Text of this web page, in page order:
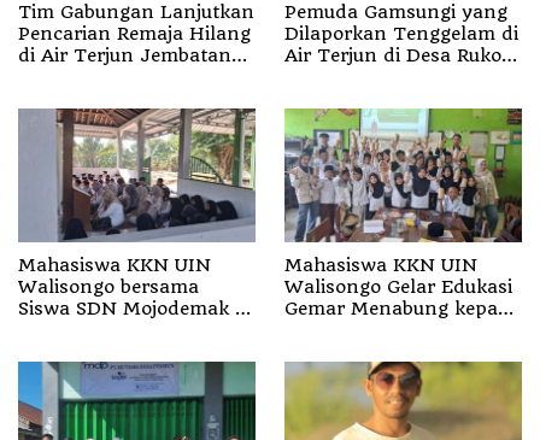
Tim Gabungan Lanjutkan
Pencarian Remaja Hilang
di Air Terjun Jembatan
Pemuda Gamsungi yang
Dilaporkan Tenggelam di
Air Terjun di Desa Ruko
Mahasiswa KKN UIN
Walisongo bersama
Siswa SDN Mojodemak 3
Mahasiswa KKN UIN
Walisongo Gelar Edukasi
Gemar Menabung kepada